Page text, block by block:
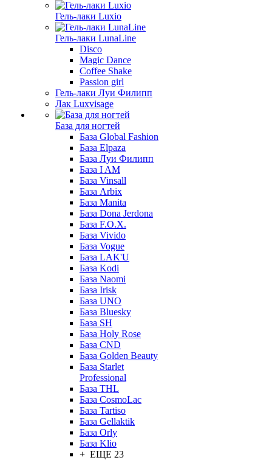
Гель-лаки Luxio
Гель-лаки LunaLine
Disco
Magic Dance
Coffee Shake
Passion girl
Гель-лаки Луи Филипп
Лак Luxvisage
База для ногтей
База Global Fashion
База Elpaza
База Луи Филипп
База I AM
База Vinsall
База Arbix
База Manita
База Dona Jerdona
База F.O.X.
База Vivido
База Vogue
База LAK'U
База Kodi
База Naomi
База Irisk
База UNO
База Bluesky
База SH
База Holy Rose
База CND
База Golden Beauty
База Starlet
Professional
База THL
База CosmoLac
База Tartiso
База Gellaktik
База Orly
База Klio
+ ЕЩЕ 23